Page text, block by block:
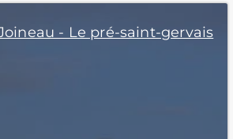
- Le pré-saint-gervais